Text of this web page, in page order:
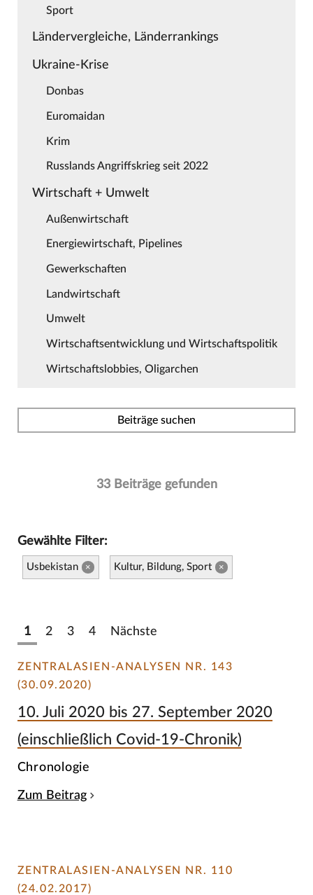
Sport
Ländervergleiche, Länderrankings
Ukraine-Krise
Donbas
Euromaidan
Krim
Russlands Angriffskrieg seit 2022
Wirtschaft + Umwelt
Außenwirtschaft
Energiewirtschaft, Pipelines
Gewerkschaften
Landwirtschaft
Umwelt
Wirtschaftsentwicklung und Wirtschaftspolitik
Wirtschaftslobbies, Oligarchen
Beiträge suchen
33 Beiträge gefunden
Gewählte Filter:
Usbekistan × Kultur, Bildung, Sport ×
1 2 3 4 Nächste
ZENTRALASIEN-ANALYSEN NR. 143
(30.09.2020)
10. Juli 2020 bis 27. September 2020
(einschließlich Covid-19-Chronik)
Chronologie
Zum Beitrag
ZENTRALASIEN-ANALYSEN NR. 110
(24.02.2017)